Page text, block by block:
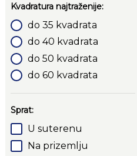
Kvadratura najtraženije:
do 35 kvadrata
do 40 kvadrata
do 50 kvadrata
do 60 kvadrata
Sprat:
U suterenu
Na prizemlju